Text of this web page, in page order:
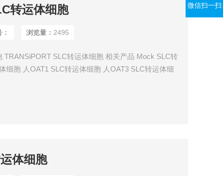
转运体细胞
浏览量： 2495
TRANSiPORT SLC转运体细胞 相关产品 Mock SLC转
细胞 人OAT1 SLC转运体细胞 人OAT3 SLC转运体细
SLC转运体细胞
体细胞
微信扫一扫